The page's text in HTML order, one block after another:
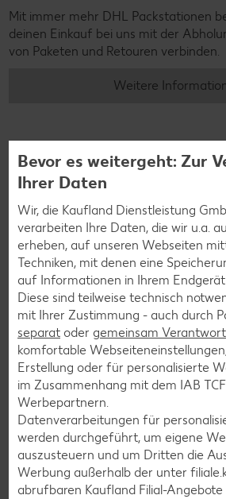
Mit immer mehr DHL Packstationen
deinen Einkauf bei uns mit der
von Paketen und Retouren verbinden.
Weitere
E-Ladestationen
Wir setzen auf nachhaltige E-
Ladestationen deiner Kaufland-Filiale
Fahrzeug während unserer
Weitere
Bevor es weitergeht: Zur
Ihrer Daten
Wir, die Kaufland Dienstleistung
verarbeiten Ihre Daten, die wir u.a.
erheben, auf unseren Webseiten
Techniken, mit denen eine
auf Informationen in Ihrem
Diese sind teilweise technisch
mit Ihrer Zustimmung - auch durch
separat oder gemeinsam
komfortable
Erstellung oder für personalisierte
im Zusammenhang mit dem IAB
Werbepartnern.
Datenverarbeitungen für
werden durchgeführt, um eigene
auszusteuern und um Dritten die
Werbung außerhalb der unter
abrufbaren Kaufland Filial-